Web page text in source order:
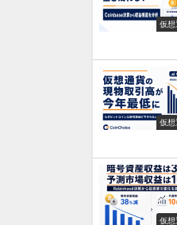
仮想
仮想
仮想